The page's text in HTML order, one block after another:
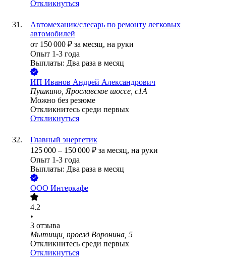
Откликнуться
Автомеханик/слесарь по ремонту легковых
автомобилей
от 150 000 ₽ за месяц, на руки
Опыт 1-3 года
Выплаты: Два раза в месяц
ИП Иванов Андрей Александрович
Пушкино, Ярославское шоссе, с1А
Можно без резюме
Откликнитесь среди первых
Откликнуться
Главный энергетик
125 000 – 150 000 ₽ за месяц, на руки
Опыт 1-3 года
Выплаты: Два раза в месяц
ООО Интеркафе
4.2
•
3 отзыва
Мытищи, проезд Воронина, 5
Откликнитесь среди первых
Откликнуться